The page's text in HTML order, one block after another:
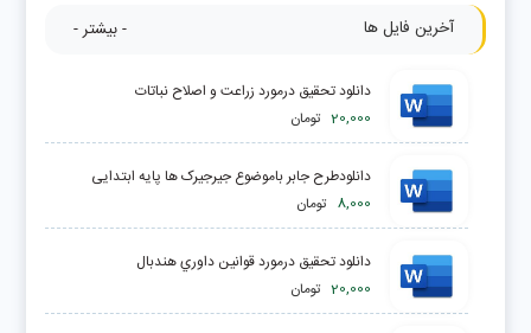
آخرین فایل ها - بیشتر -
دانلود تحقیق درمورد زراعت و اصلاح نباتات
20,000 تومان
دانلودطرح جابر باموضوع جیرجیرک ها پایه ابتدایی
8,000 تومان
دانلود تحقیق درمورد قوانين داوري هندبال
20,000 تومان